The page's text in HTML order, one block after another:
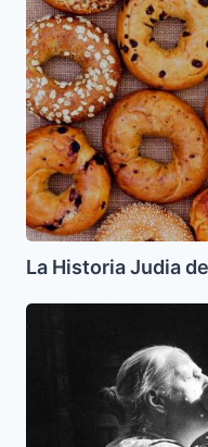
Judia
de
los
Bagels
La Historia Judia
El